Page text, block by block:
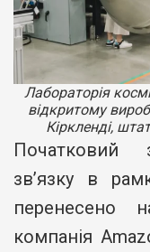
Лабораторія
відкритому
Кіркленді,
Початковий
зв’язку в
перенесено
компанія